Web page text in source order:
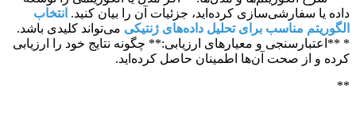
داده یا سفارشی‌سازی کرده‌اید، جزئیات آن را بیان کنید. انتخاب
الگوریتم مناسب برای تحلیل داده‌های ژنتیکی می‌تواند کلیدی باشد.
* **اعتبارسنجی و معیارهای ارزیابی:** چگونه نتایج خود را ارزیابی
کرده و از صحت آن‌ها اطمینان حاصل کرده‌اید.
**